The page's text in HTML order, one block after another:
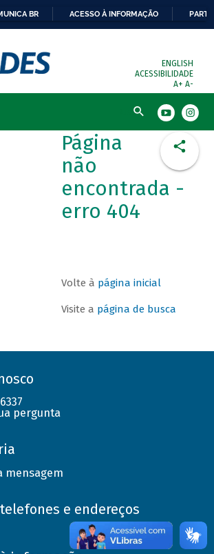
BR ACESSO À INFORMAÇÃO
ENGLISH
ACESSIBILIDADE
A+ A-
Busca
Página
não
encontrada -
erro 404
Volte à página inicial
Visite a página de busca
pergunta
mensagem
e endereços